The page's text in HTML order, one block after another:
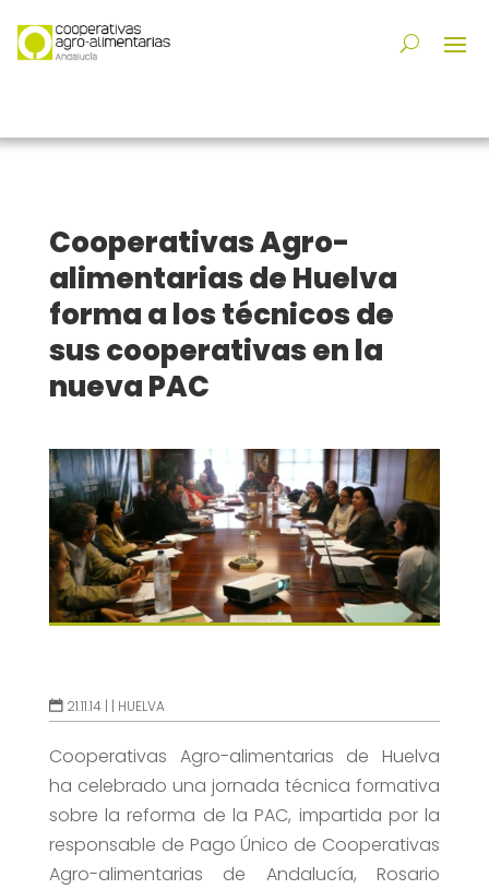
Cooperativas Agro-
alimentarias de Huelva
forma a los técnicos de
sus cooperativas en la
nueva PAC
21.11.14 | | HUELVA
Cooperativas Agro-alimentarias de Huelva
ha celebrado una jornada técnica formativa
sobre la reforma de la PAC, impartida por la
responsable de Pago Único de Cooperativas
Agro-alimentarias de Andalucía, Rosario